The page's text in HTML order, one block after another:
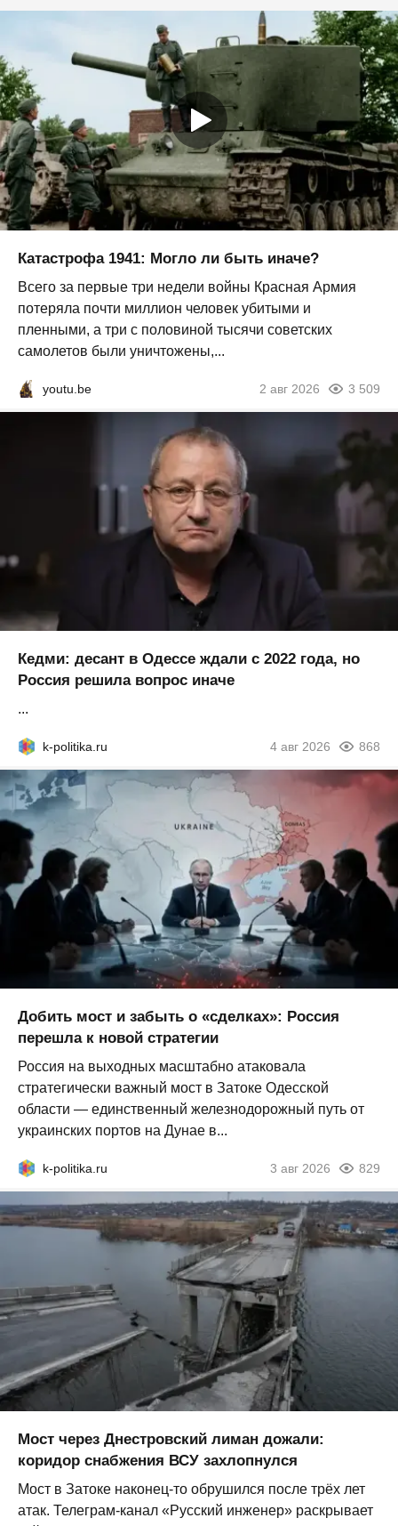
Катастрофа 1941: Могло ли быть иначе?
Всего за первые три недели войны Красная Армия
потеряла почти миллион человек убитыми и
пленными, а три с половиной тысячи советских
самолетов были уничтожены,...
youtu.be 2 авг 2026 3 509
Кедми: десант в Одессе ждали с 2022 года, но
Россия решила вопрос иначе
...
k-politika.ru 4 авг 2026 868
Добить мост и забыть о «сделках»: Россия
перешла к новой стратегии
Россия на выходных масштабно атаковала
стратегически важный мост в Затоке Одесской
области — единственный железнодорожный путь от
украинских портов на Дунае в...
k-politika.ru 3 авг 2026 829
Мост через Днестровский лиман дожали:
коридор снабжения ВСУ захлопнулся
Мост в Затоке наконец-то обрушился после трёх лет
атак. Телеграм-канал «Русский инженер» раскрывает